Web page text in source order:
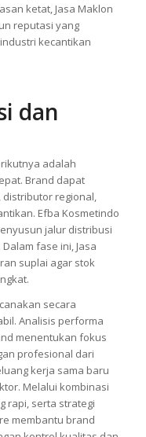
ketat, Jasa Maklon
reputasi yang
kecantikan
dan
adalah
Brand dapat
regional,
Efba Kosmetindo
jalur distribusi
fase ini, Jasa
suplai agar stok
secara
Analisis performa
menentukan fokus
profesional dari
kerja sama baru
Melalui kombinasi
rapi, serta strategi
membantu brand